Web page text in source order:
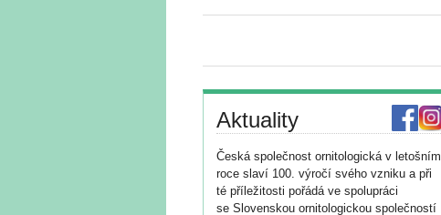
Aktuality
Česká společnost ornitologická v letošním
roce slaví 100. výročí svého vzniku a při
té příležitosti pořádá ve spolupráci
se Slovenskou ornitologickou společností